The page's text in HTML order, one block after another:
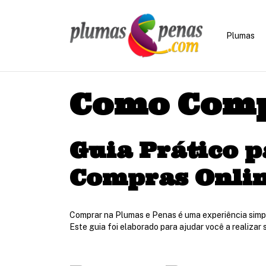
Plumas
Como
Guia Prático
Compras
Comprar na Plumas e Penas é uma experiência
Este guia foi elaborado para ajudar você a